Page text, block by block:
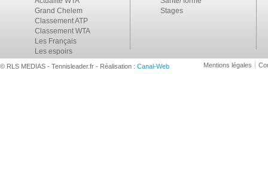
Grand Chelem
Classement ATP
Classement WTA
Les Français
Les espoirs
Stages
© RLS MEDIAS - Tennisleader.fr - Réalisation : Canal-Web Mentions légales